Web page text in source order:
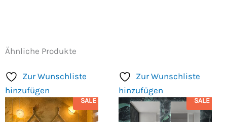
Ähnliche Produkte
Zur Wunschliste
hinzufügen
SALE
Zur Wunschliste
hinzufügen
SALE